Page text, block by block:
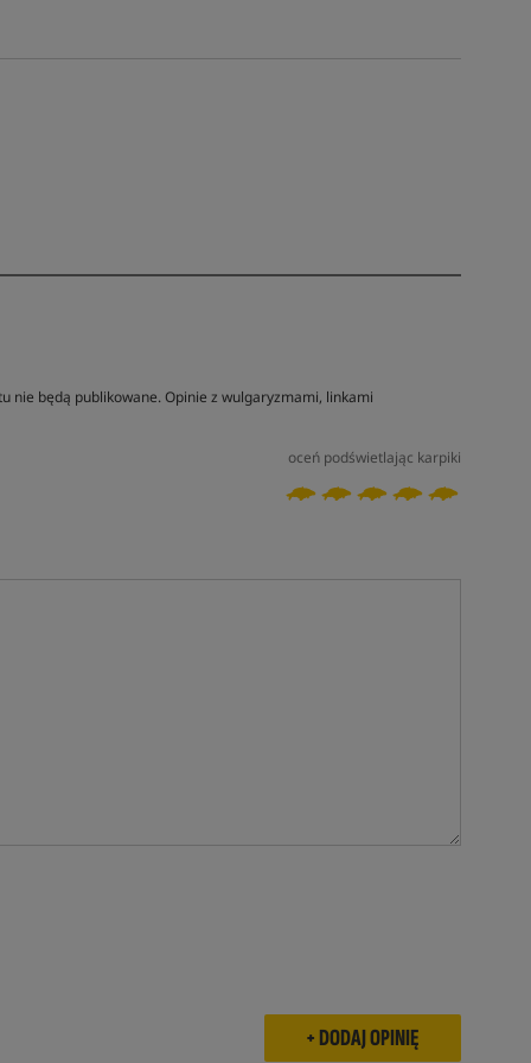
nie będą publikowane. Opinie z wulgaryzmami, linkami
oceń podświetlając karpiki